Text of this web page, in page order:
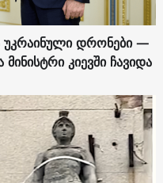
უკრაინული დრონები —
კიევში ჩავიდა